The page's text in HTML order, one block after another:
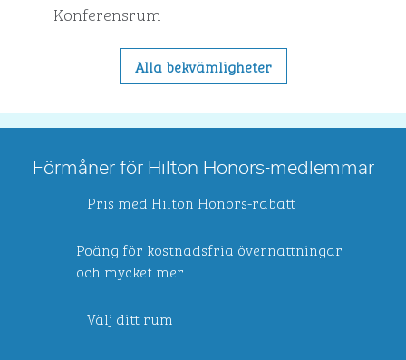
Konferensrum
Alla bekvämligheter
Förmåner för Hilton Honors-medlemmar
Pris med Hilton Honors-rabatt
Poäng för kostnadsfria övernattningar
och mycket mer
Välj ditt rum